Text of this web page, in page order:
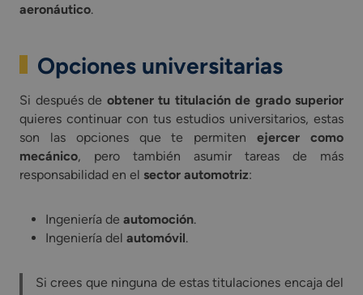
aeronáutico.
Opciones universitarias
Si después de obtener tu titulación de grado superior
quieres continuar con tus estudios universitarios, estas
son las opciones que te permitenejercer como
mecánico, pero también asumir tareas de más
responsabilidad en el sector automotriz:
Ingeniería de automoción.
Ingeniería del automóvil.
Si crees que ninguna de estas titulaciones encaja del